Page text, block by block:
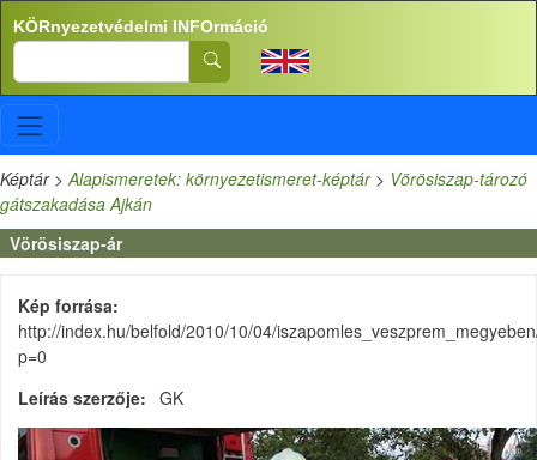
Ugrás a tartalomra
KÖRnyezetvédelmi INFOrmáció
Search
Képtár>Alapismeretek: környezetismeret-képtár> Vörösiszap-tározó
gátszakadása Ajkán
Vörösiszap-ár
Kép forrása
http://index.hu/belfold/2010/10/04/
p=0
Leírás szerzője
GK